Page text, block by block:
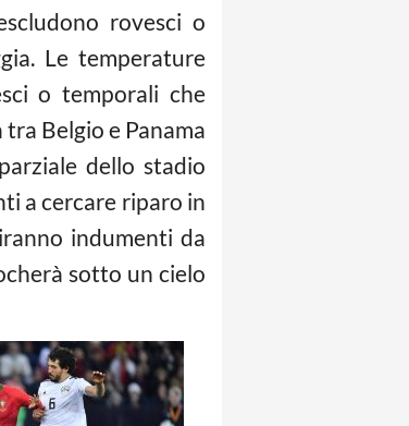
rovesci o
Le temperature
o temporali che
Belgio e Panama
dello stadio
a cercare riparo in
indumenti da
sotto un cielo